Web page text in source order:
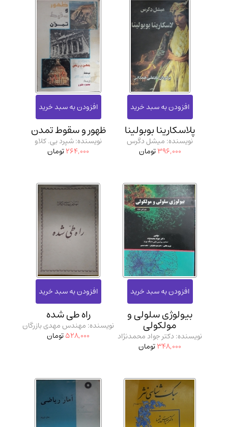
پلاسکارینا بوبولینا
نویسنده: میشل دگرس
396,000تومان
ظهور و سقوط تمدن
نویسنده: شپرد بی. کلاو
264,000تومان
بیولوژی سلولی و
مولکولی
نویسنده: دکتر جواد محمدنژاد
348,000تومان
راه طی شده
نویسنده: مهندس مهدی بازرگان
528,000تومان